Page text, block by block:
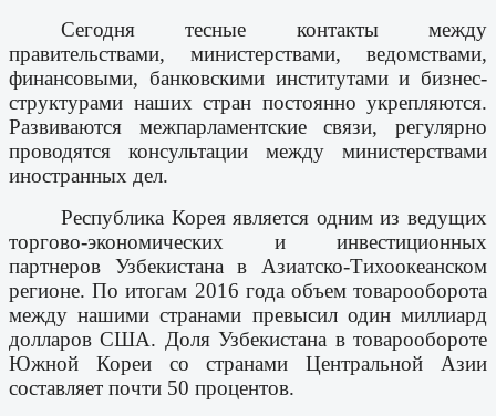
Сегодня тесные контакты между
правительствами, министерствами, ведомствами,
финансовыми, банковскими институтами и бизнес-
структурами наших стран постоянно укрепляются.
Развиваются межпарламентские связи, регулярно
проводятся консультации между министерствами
иностранных дел.
Республика Корея является одним из ведущих
торгово-экономических и инвестиционных
партнеров Узбекистана в Азиатско-Тихоокеанском
регионе. По итогам 2016 года объем товарооборота
между нашими странами превысил один миллиард
долларов США. Доля Узбекистана в товарообороте
Южной Кореи со странами Центральной Азии
составляет почти 50 процентов.